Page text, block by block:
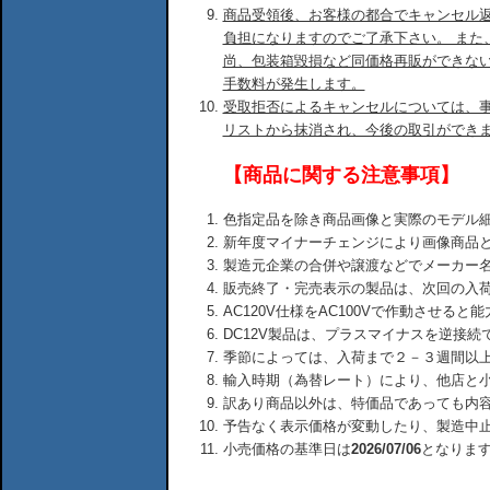
商品受領後、お客様の都合でキャンセル
負担になりますのでご了承下さい。 ま
尚、包装箱毀損など同価格再販ができな
手数料が発生します。
受取拒否によるキャンセルについては、
リストから抹消され、今後の取引ができ
【商品に関する注意事項】
色指定品を除き商品画像と実際のモデル
新年度マイナーチェンジにより画像商品
製造元企業の合併や譲渡などでメーカー
販売終了・完売表示の製品は、次回の入
AC120V仕様をAC100Vで作動させると
DC12V製品は、プラスマイナスを逆接
季節によっては、入荷まで２－３週間以
輸入時期（為替レート）により、他店と
訳あり商品以外は、特価品であっても内
予告なく表示価格が変動したり、製造中
小売価格の基準日は2026/07/06となりま